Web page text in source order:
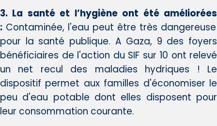
3. La santé et l’hygiène ont été améliorées
: Contaminée, l'eau peut être très dangereuse
pour la santé publique. A Gaza, 9 des foyers
bénéficiaires de l'action du SIF sur 10 ont relevé
un net recul des maladies hydriques ! Le
dispositif permet aux familles d'économiser le
peu d'eau potable dont elles disposent pour
leur consommation courante.